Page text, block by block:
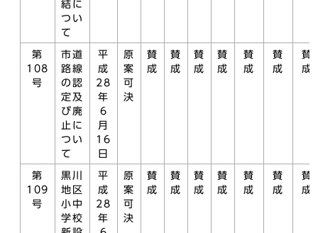
結に
つい
て
第
108
号
市道
路線
の認
定及
び廃
止に
つい
て
平
成
28
年
6
月
16
日
原
案
可
決
賛
成
賛
成
賛
成
賛
成
賛
成
賛
成
賛
成
第
109
号
黒川
地区
小中
学校
平
成
28
年
原
案
可
決
賛
成
賛
成
賛
成
賛
成
賛
成
賛
成
賛
成